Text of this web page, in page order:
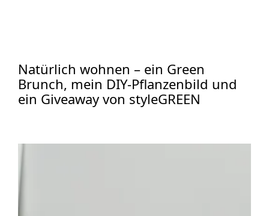
Natürlich wohnen – ein Green
Brunch, mein DIY-Pflanzenbild und
ein Giveaway von styleGREEN